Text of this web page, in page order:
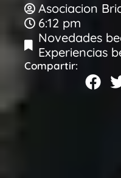
Asociacion
6:12 pm
Novedades
Experiencias
Compartir: